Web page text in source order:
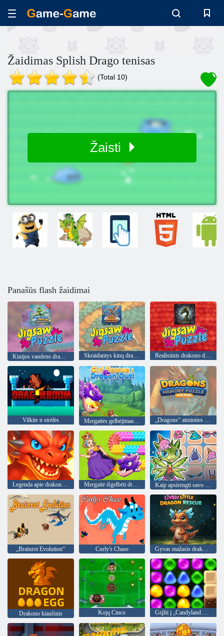
Žaidimas Splish Drago tenisas
(Total 10)
Žaisti
Panašūs flash žaidimai
Kinijos vandens drakono dėlionės Skraidantys kinų drakono dėlionės Realistinis drakono dėlionė
Vilkite n strėlės Mergaitės gelbėjimas: Drakonas „Dragons“ atminties galvosūkis vaikams
Legenda apie drakonų medžioklę Mergaitė išgelbėti drakoną Kaip apsirengti savo drakoną
„Brainrot Evolution“ Curly's Chase Gyvas mažasis drakono gelbėjimas
Drakono kiaušinis Kojų Cinco Grįžti į „Candyland 4“: „Lollipop“ sodas